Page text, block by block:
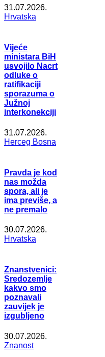
31.07.2026.
Hrvatska
Vijeće
ministara BiH
usvojilo Nacrt
odluke o
ratifikaciji
sporazuma o
Južnoj
interkonekciji
31.07.2026.
Herceg Bosna
Pravda je kod
nas možda
spora, ali je
ima previše, a
ne premalo
30.07.2026.
Hrvatska
Znanstvenici:
Sredozemlje
kakvo smo
poznavali
zauvijek je
izgubljeno
30.07.2026.
Znanost